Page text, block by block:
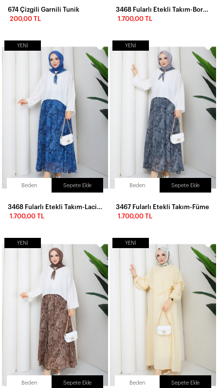
674 Çizgili Garnili Tunik
200,00 TL
1.700,00 TL
YENI
Beden Sepete Ekle
1.700,00 TL
YENI
Beden Sepete Ekle
3467 Fularlı Etekli Takım-Füme
1.700,00 TL
YENI
Beden Sepete Ekle
YENI
Beden Sepete Ekle